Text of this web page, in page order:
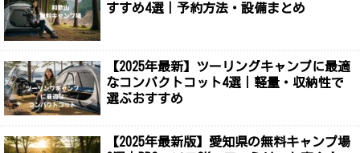
すすめ4選｜予約方法・設備まとめ
【2025年最新】ツーリングキャンプに最適
なコンパクトコット4選｜軽量・収納性で
選ぶおすすめ
【2025年最新版】愛知県の無料キャンプ場